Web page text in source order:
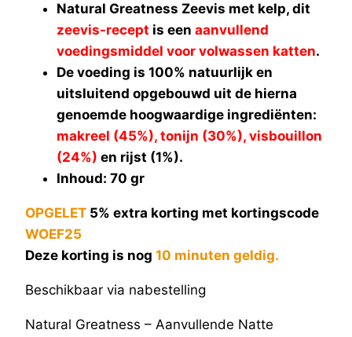
Natural Greatness Zeevis met kelp, dit
zeevis-recept is een aanvullend
voedingsmiddel voor volwassen katten.
De voeding is 100% natuurlijk en
uitsluitend opgebouwd uit de hierna
genoemde hoogwaardige ingrediënten:
makreel (45%), tonijn (30%), visbouillon
(24%) en rijst (1%).
Inhoud: 70 gr
OPGELET 5% extra korting met kortingscode
WOEF25
Deze korting is nog 10 minuten geldig.
Beschikbaar via nabestelling
Natural Greatness – Aanvullende Natte